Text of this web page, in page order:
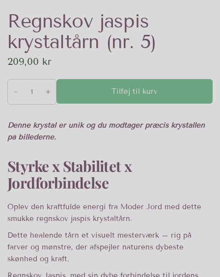
Regnskov jaspis
krystaltårn (nr. 5)
209,00 kr
Tilføj til kurv
Denne krystal er unik og du modtager præcis krystallen
på billederne.
Styrke x Stabilitet x
Jordforbindelse
Oplev den kraftfulde energi fra Moder Jord med dette
smukke regnskov jaspis krystaltårn.
Dette healende tårn et visuelt mesterværk – rig på
farver og mønstre, der afspejler naturens dybeste
skønhed og kraft.